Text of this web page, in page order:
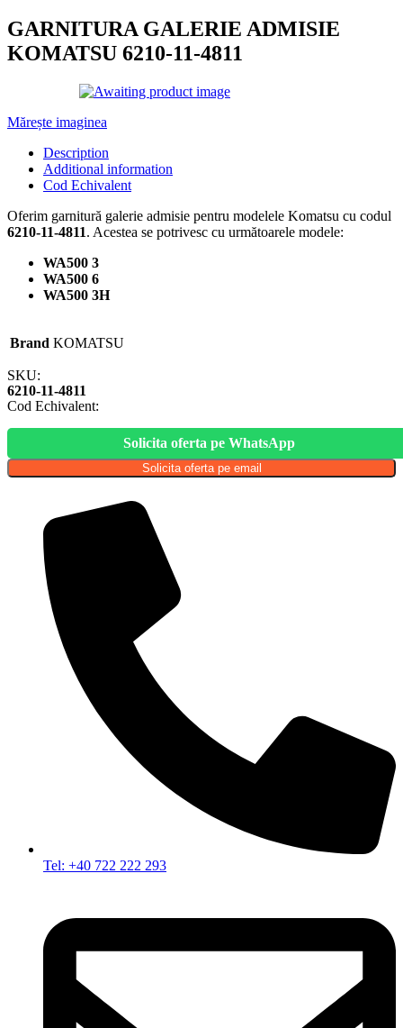
GARNITURA GALERIE ADMISIE
KOMATSU 6210-11-4811
Mărește imaginea
Description
Additional information
Cod Echivalent
Oferim garnitură galerie admisie pentru modelele Komatsu cu codul
6210-11-4811. Acestea se potrivesc cu următoarele modele:
WA500 3
WA500 6
WA500 3H
Brand KOMATSU
SKU:
6210-11-4811
Cod Echivalent:
Solicita oferta pe WhatsApp
Solicita oferta pe email
Tel: +40 722 222 293